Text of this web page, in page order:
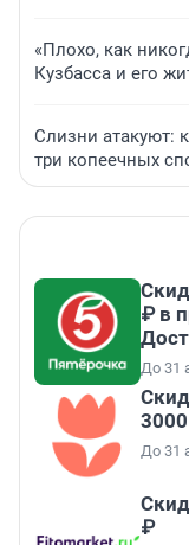
«Плохо, как
Кузбасса и его
Слизни атакуют:
три копеечных
₽ в
До 31
До 31
₽